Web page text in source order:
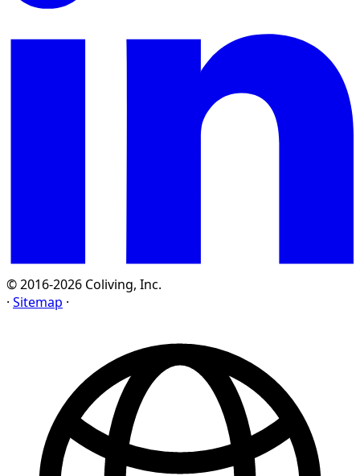
© 2016-2026 Coliving, Inc.
· Sitemap ·